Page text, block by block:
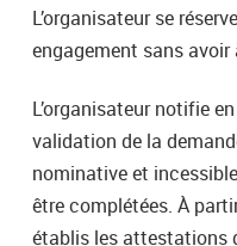
L’organisateur se
engagement sans
L’organisateur notifie
validation de la
nominative et
être complétées. À
établis les attestations